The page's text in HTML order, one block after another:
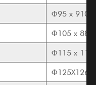
Φ95 x 910
Φ105 x
Φ115 x
Φ125X1260